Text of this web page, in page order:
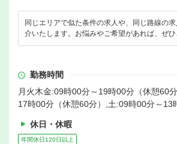
同じエリアで似た条件の求人や、同じ路線の
介いたします。お悩みやご希望があれば、ぜ
勤務時間
月火木金:09時00分～19時00分（休憩60
17時00分（休憩60分）,土:09時00分～13
休日・休暇
年間休日120日以上